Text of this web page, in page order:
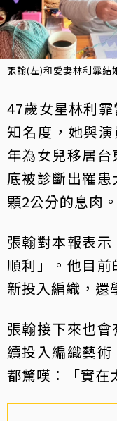
張翰(左)和愛妻林利霏結
47歲女星林利
知名度，她與
年為女兒移居
底被診斷出罹
顆2公分的息肉。
張翰對本報表
順利」。他目
新投入編織，還
張翰接下來也
續投入編織藝
都驚嘆：「實在